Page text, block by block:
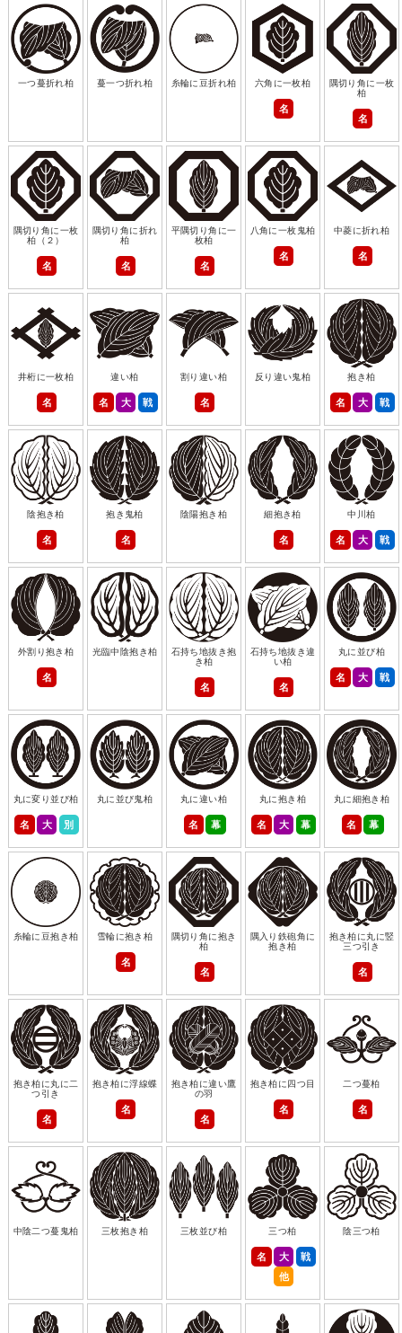
一つ蔓折れ柏 蔓一つ折れ柏 糸輪に豆折れ柏 六角に一枚柏
名
隅切り角に一枚
柏
名
隅切り角に一枚
柏（２）
名
隅切り角に折れ
柏
名
平隅切り角に一
枚柏
名
八角に一枚鬼柏
名
中菱に折れ柏
名
井桁に一枚柏
名
違い柏
名 大 戦
割り違い柏
名
反り違い鬼柏 抱き柏
名 大 戦
陰抱き柏
名
抱き鬼柏
名
陰陽抱き柏 細抱き柏
名
中川柏
名 大 戦
外割り抱き柏
名
光臨中陰抱き柏
石持ち地抜き抱
き柏
名
石持ち地抜き違
い柏
名
丸に並び柏
名 大 戦
丸に変り並び柏
名 大 別
丸に並び鬼柏 丸に違い柏
名 幕
丸に抱き柏
名 大 幕
丸に細抱き柏
名 幕
糸輪に豆抱き柏 雪輪に抱き柏
名
隅切り角に抱き
柏
名
隅入り鉄砲角に
抱き柏
抱き柏に丸に竪
三つ引き
名
抱き柏に丸に二
つ引き
名
抱き柏に浮線蝶
名
抱き柏に違い鷹
の羽
名
抱き柏に四つ目
名
二つ蔓柏
名
中陰二つ蔓鬼柏 三枚抱き柏 三枚並び柏 三つ柏
名 大
戦
他
陰三つ柏